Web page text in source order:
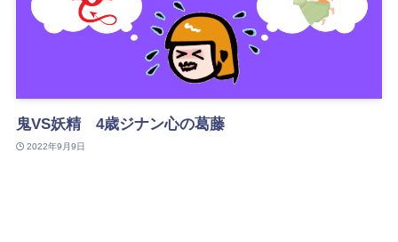
鬼VS妖精 4歳ジナン心の葛藤
2022年9月9日